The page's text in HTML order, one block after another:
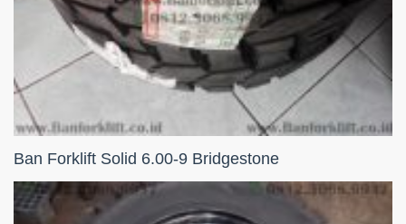
Ban Forklift Solid 6.00-9 Bridgestone